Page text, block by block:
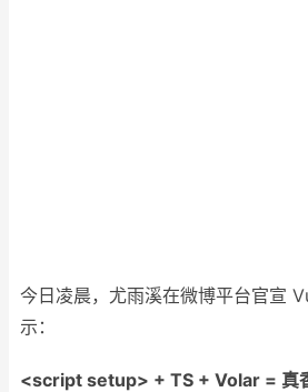
今日凌晨，尤雨溪在微博平台官宣
示：
<script setup> + TS + Volar = 真